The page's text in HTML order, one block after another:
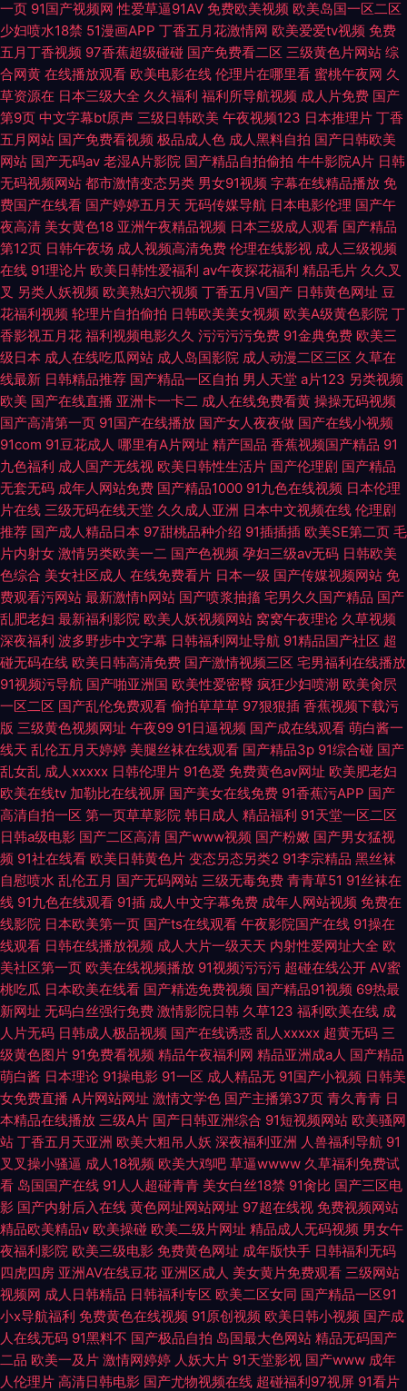
一页 91国产视频网 性爱草逼91AV 免费欧美视频 欧美岛国一区二区
少妇喷水18禁 51漫画APP 丁香五月花激情网 欧美爱爱tv视频 免费
五月丁香视频 97香蕉超级碰碰 国产免费看二区 三级黄色片网站 综
合网黄 在线播放观看 欧美电影在线 伦理片在哪里看 蜜桃午夜网 久
草资源在 日本三级大全 久久福利 福利所导航视频 成人片免费 国产
第9页 中文字幕bt原声 三级日韩欧美 午夜视频123 日本推理片 丁香
五月网站 国产免费看视频 极品成人色 成人黑料自拍 国产日韩欧美
网站 国产无码av 老湿A片影院 国产精品自拍偷拍 牛牛影院A片 日韩
无码视频网站 都市激情变态另类 男女91视频 字幕在线精品播放 免
费国产在线看 国产婷婷五月天 无码传媒导航 日本电影伦理 国产午
夜高清 美女黄色18 亚洲午夜精品视频 日本三级成人观看 国产精品
第12页 日韩午夜场 成人视频高清免费 伦理在线影视 成人三级视频
在线 91理论片 欧美日韩性爱福利 av午夜探花福利 精品毛片 久久叉
叉 另类人妖视频 欧美熟妇穴视频 丁香五月V国产 日韩黄色网址 豆
花福利视频 轮理片自拍偷拍 日韩欧美美女视频 欧美A级黄色影院 丁
香影视五月花 福利视频电影久久 污污污污免费 91金典免费 欧美三
级日本 成人在线吃瓜网站 成人岛国影院 成人动漫二区三区 久草在
线最新 日韩精品推荐 国产精品一区自拍 男人天堂 a片123 另类视频
欧美 国产在线直播 亚洲卡一卡二 成人在线免费看黄 操操无码视频
国产高清第一页 91国产在线播放 国产女人夜夜做 国产在线小视频
91com 91豆花成人 哪里有A片网址 精产国品 香蕉视频国产精品 91
九色福利 成人国产无线视 欧美日韩性生活片 国产伦理剧 国产精品
无套无码 成年人网站免费 国产精品1000 91九色在线视频 日本伦理
片在线 三级无码在线天堂 久久成人亚洲 日本中文视频在线 伦理剧
推荐 国产成人精品日本 97甜桃品种介绍 91插插插 欧美SE第二页 毛
片内射女 激情另类欧美一二 国产色视频 孕妇三级av无码 日韩欧美
色综合 美女社区成人 在线免费看片 日本一级 国产传媒视频网站 免
费观看污网站 最新激情h网站 国产喷浆抽搐 宅男久久国产精品 国产
乱肥老妇 最新福利影院 欧美人妖视频网站 窝窝午夜理论 久草视频
深夜福利 波多野步中文字幕 日韩福利网址导航 91精品国产社区 超
碰无码在线 欧美日韩高清免费 国产激情视频三区 宅男福利在线播放
91视频污导航 国产啪亚洲国 欧美性爱密臀 疯狂少妇喷潮 欧美肏屄
一区二区 国产乱伦免费观看 偷拍草草草 97狠狠插 香蕉视频下载污
版 三级黄色视频网址 午夜99 91日逼视频 国产成在线观看 萌白酱一
线天 乱伦五月天婷婷 美腿丝袜在线观看 国产精品3p 91综合碰 国产
乱女乱 成人xxxxx 日韩伦理片 91色爱 免费黄色av网址 欧美肥老妇
欧美在线tv 加勒比在线视屏 国产美女在线免费 91香蕉污APP 国产
高清自拍一区 第一页草草影院 韩日成人 精品福利 91天堂一区二区
日韩a级电影 国产二区高清 国产www视频 国产粉嫩 国产男女猛视
频 91社在线看 欧美日韩黄色片 变态另态另类2 91李宗精品 黑丝袜
自慰喷水 乱伦五月 国产无码网站 三级无毒免费 青青草51 91丝袜在
线 91九色在线观看 91插 成人中文字幕免费 成年人网站视频 免费在
线影院 日本欧美第一页 国产ts在线观看 午夜影院国产在线 91操在
线观看 日韩在线播放视频 成人大片一级天天 内射性爱网址大全 欧
美社区第一页 欧美在线视频播放 91视频污污污 超碰在线公开 AV蜜
桃吃瓜 日本欧美在线看 国产精选免费视频 国产精品91视频 69热最
新网址 无码白丝强行免费 激情影院日韩 久草123 福利欧美在线 成
人片无码 日韩成人极品视频 国产在线诱惑 乱人xxxxx 超黄无码 三
级黄色图片 91免费看视频 精品午夜福利网 精品亚洲成a人 国产精品
萌白酱 日本理论 91操电影 91一区 成人精品无 91国产小视频 日韩美
女免费直播 A片网站网址 激情文学色 国产主播第37页 青久青青 日
本精品在线播放 三级A片 国产日韩亚洲综合 91短视频网站 欧美骚网
站 丁香五月天亚洲 欧美大粗吊人妖 深夜福利亚洲 人兽福利导航 91
叉叉操小骚逼 成人18视频 欧美大鸡吧 草逼wwww 久草福利免费试
看 岛国国产在线 91人人超碰青青 美女白丝18禁 91肏比 国产三区电
影 国产内射后入在线 黄色网址网站网址 97超在线视 免费视频网站
精品欧美精品v 欧美操碰 欧美二级片网址 精品成人无码视频 男女午
夜福利影院 欧美三级电影 免费黄色网址 成年版快手 日韩福利无码
四虎四房 亚洲AV在线豆花 亚洲区成人 美女黄片免费观看 三级网站
视频网 成人日韩精品 日韩福利专区 欧美二区女同 国产精品一区91
小x导航福利 免费黄色在线视频 91原创视频 欧美日韩小视频 国产成
人在线无码 91黑料不 国产极品自拍 岛国最大色网站 精品无码国产
二品 欧美一及片 激情网婷婷 人妖大片 91天堂影视 国产www 成年
人伦理片 高清日韩电影 国产尤物视频在线 超碰福利97视屏 91看片